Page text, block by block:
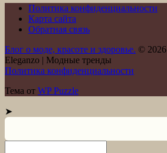
Политика конфиденциальности
Карта сайта
Обратная связь
Блог о моде, красоте и здоровье. © 2026
Eleganzo | Модные тренды
Политика конфиденциальности
Тема от WP Puzzle
➤